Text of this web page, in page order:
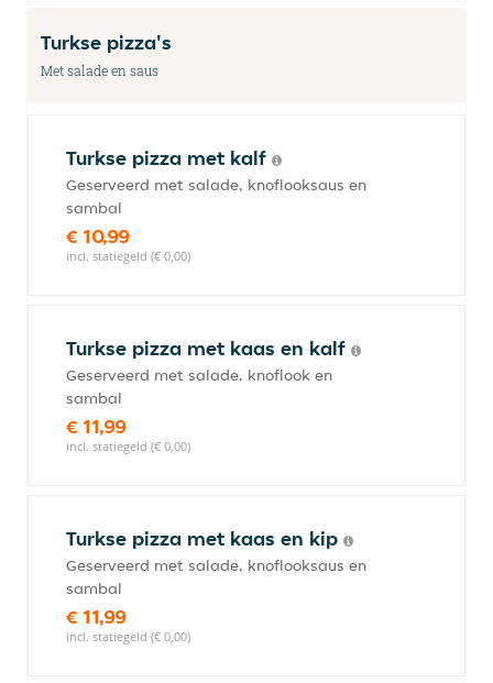
Turkse pizza's
Met salade en saus
Turkse pizza met kalf
Geserveerd met salade, knoflooksaus en
sambal
€ 10,99
incl. statiegeld (€ 0,00)
Turkse pizza met kaas en kalf
Geserveerd met salade, knoflook en
sambal
€ 11,99
incl. statiegeld (€ 0,00)
Turkse pizza met kaas en kip
Geserveerd met salade, knoflooksaus en
sambal
€ 11,99
incl. statiegeld (€ 0,00)